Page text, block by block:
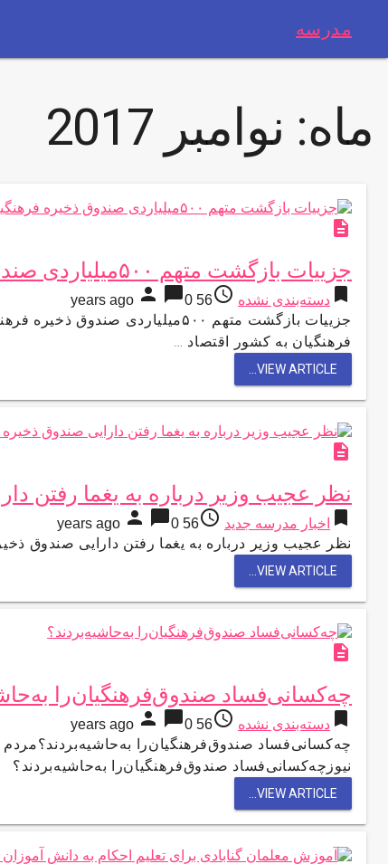
مدرسه
ماه: نوامبر 2017
description
جزییات بازگشت متهم ۵۰۰میلیاردی صندوق ذخیره فرهنگیان به کشور
bookmark دسته‌بندی نشده access_time
56 years ago
person chat_bubble0
فرهنگیان به کشور اقتصاد …
VIEW ARTICLE...
description
نظر عجیب وزیر درباره به یغما رفتن
bookmark اخبار مدرسه جدید access_time
56 years ago
person chat_bubble0
نظر عجیب وزیر درباره به یغما رفتن دارایی صندوق
VIEW ARTICLE...
description
چه‌کسانی‌فساد صندوق‌فرهنگیان‌را
bookmark دسته‌بندی نشده access_time
56 years ago
person chat_bubble0
چه‌کسانی‌فساد صندوق‌فرهنگیان‌را
نیوزچه‌کسانی‌فساد صندوق‌فرهنگیان‌را به‌حاشیه‌بردند؟
VIEW ARTICLE...